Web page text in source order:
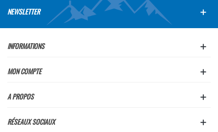
NEWSLETTER
INFORMATIONS
MON COMPTE
A PROPOS
RÉSEAUX SOCIAUX